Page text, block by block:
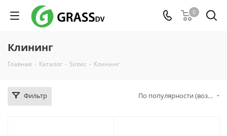
0
Клининг
Главная - Каталог - Sintec - Клининг
Фильтр По популярности (возрастание)